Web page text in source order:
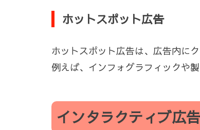
ホットスポット広告
ホットスポット広告は、広告内に
例えば、インフォグラフィックや
インタラクティブ広